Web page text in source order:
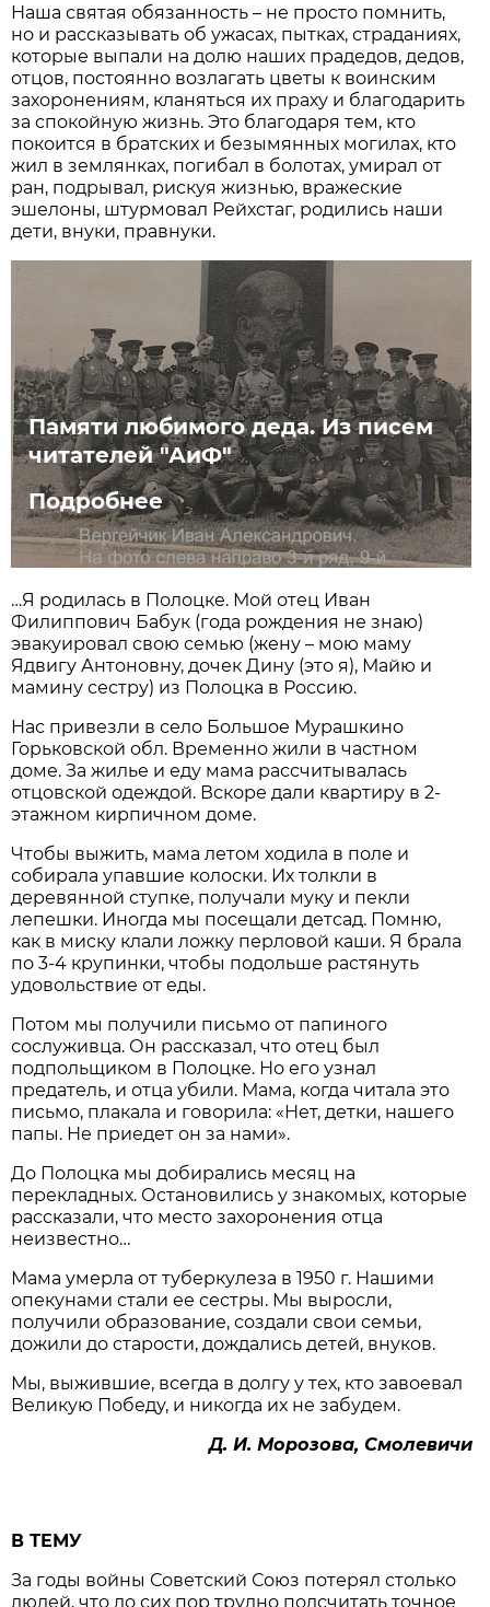
Наша святая обязанность – не просто помнить,
но и рассказывать об ужасах, пытках, страданиях,
которые выпали на долю наших прадедов, дедов,
отцов, постоянно возлагать цветы к воинским
захоронениям, кланяться их праху и благодарить
за спокойную жизнь. Это благодаря тем, кто
покоится в братских и безымянных могилах, кто
жил в землянках, погибал в болотах, умирал от
ран, подрывал, рискуя жизнью, вражеские
эшелоны, штурмовал Рейхстаг, родились наши
дети, внуки, правнуки.
Памяти любимого деда. Из писем
читателей "АиФ"
Подробнее
…Я родилась в Полоцке. Мой отец Иван
Филиппович Бабук (года рождения не знаю)
эвакуировал свою семью (жену – мою маму
Ядвигу Антоновну, дочек Дину (это я), Майю и
мамину сестру) из Полоцка в Россию.
Нас привезли в село Большое Мурашкино
Горьковской обл. Временно жили в частном
доме. За жилье и еду мама рассчитывалась
отцовской одеждой. Вскоре дали квартиру в 2-
этажном кирпичном доме.
Чтобы выжить, мама летом ходила в поле и
собирала упавшие колоски. Их толкли в
деревянной ступке, получали муку и пекли
лепешки. Иногда мы посещали детсад. Помню,
как в миску клали ложку перловой каши. Я брала
по 3-4 крупинки, чтобы подольше растянуть
удовольствие от еды.
Потом мы получили письмо от папиного
сослуживца. Он рассказал, что отец был
подпольщиком в Полоцке. Но его узнал
предатель, и отца убили. Мама, когда читала это
письмо, плакала и говорила: «Нет, детки, нашего
папы. Не приедет он за нами».
До Полоцка мы добирались месяц на
перекладных. Остановились у знакомых, которые
рассказали, что место захоронения отца
неизвестно…
Мама умерла от туберкулеза в 1950 г. Нашими
опекунами стали ее сестры. Мы выросли,
получили образование, создали свои семьи,
дожили до старости, дождались детей, внуков.
Мы, выжившие, всегда в долгу у тех, кто завоевал
Великую Победу, и никогда их не забудем.
Д. И. Морозова, Смолевичи
В ТЕМУ
За годы войны Советский Союз потерял столько
людей, что до сих пор трудно подсчитать точное